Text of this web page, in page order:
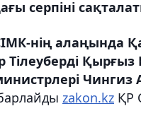
серпіні
нің алаңында
Тілеуберді
zakon.kz ҚР